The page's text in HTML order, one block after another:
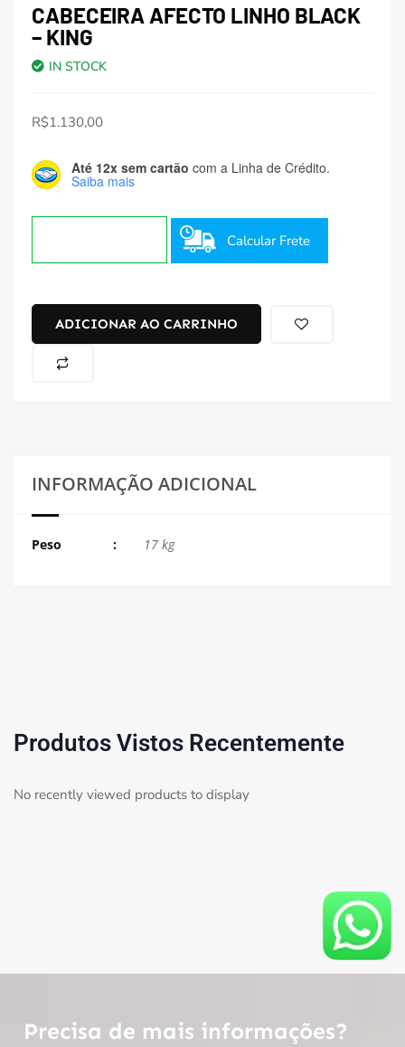
CABECEIRA AFECTO LINHO BLACK
– KING
IN STOCK
R$1.130,00
Até 12x sem cartão com a Linha de Crédito.
Saiba mais
Calcular Frete
ADICIONAR AO CARRINHO
INFORMAÇÃO ADICIONAL
Peso 17 kg
Produtos Vistos Recentemente
No recently viewed products to display
Precisa de mais informações?